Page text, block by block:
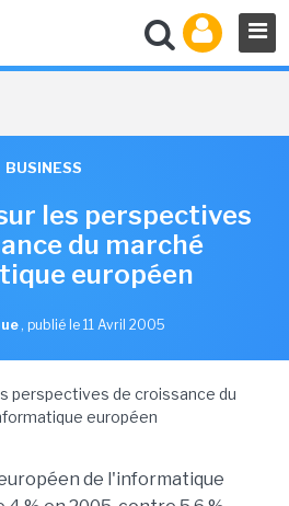
BUSINESS
les perspectives
du marché
européen
, publié le 11 Avril 2005
de l'informatique